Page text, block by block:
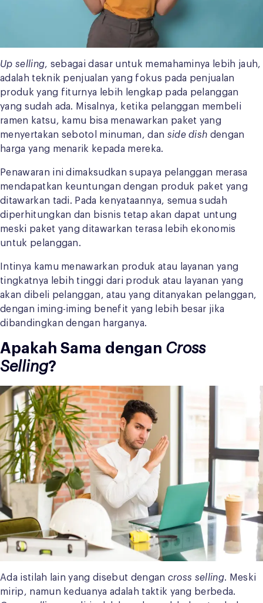
Up selling, sebagai dasar untuk memahaminya lebih jauh,
adalah teknik penjualan yang fokus pada penjualan
produk yang fiturnya lebih lengkap pada pelanggan
yang sudah ada. Misalnya, ketika pelanggan membeli
ramen katsu, kamu bisa menawarkan paket yang
menyertakan sebotol minuman, dan side dish dengan
harga yang menarik kepada mereka.
Penawaran ini dimaksudkan supaya pelanggan merasa
mendapatkan keuntungan dengan produk paket yang
ditawarkan tadi. Pada kenyataannya, semua sudah
diperhitungkan dan bisnis tetap akan dapat untung
meski paket yang ditawarkan terasa lebih ekonomis
untuk pelanggan.
Intinya kamu menawarkan produk atau layanan yang
tingkatnya lebih tinggi dari produk atau layanan yang
akan dibeli pelanggan, atau yang ditanyakan pelanggan,
dengan iming-iming benefit yang lebih besar jika
dibandingkan dengan harganya.
Apakah Sama dengan Cross
Selling?
Ada istilah lain yang disebut dengan cross selling. Meski
mirip, namun keduanya adalah taktik yang berbeda.